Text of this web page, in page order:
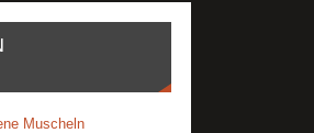
Muscheln